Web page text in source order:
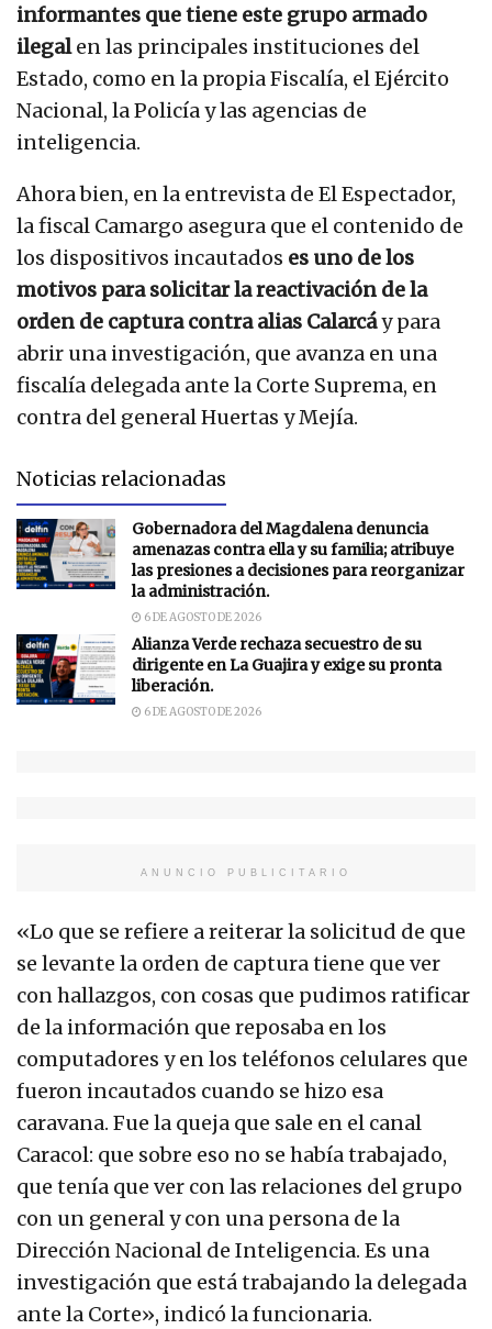
informantes que tiene este grupo armado
ilegalen las principales instituciones del
Estado, como en la propia Fiscalía, el Ejército
Nacional, la Policía y las agencias de
inteligencia.
Ahora bien, en la entrevista de El Espectador,
la fiscal Camargo asegura que el contenido de
los dispositivos incautados es uno de los
motivos para solicitar la reactivación de la
orden de captura contraalias Calarcáy para
abrir una investigación, que avanza en una
fiscalía delegada ante la Corte Suprema, en
contra del general Huertas y Mejía.
Noticias relacionadas
Gobernadora del Magdalena denuncia
amenazas contra ella y su familia; atribuye
las presiones a decisiones para reorganizar
la administración.
6 DE AGOSTO DE 2026
Alianza Verde rechaza secuestro de su
dirigente en La Guajira y exige su pronta
liberación.
6 DE AGOSTO DE 2026
ANUNCIO PUBLICITARIO
«Lo que se refiere a reiterar la solicitud de que
se levante la orden de captura tiene que ver
con hallazgos, con cosas que pudimos ratificar
de la información que reposaba en los
computadores y en los teléfonos celulares que
fueron incautados cuando se hizo esa
caravana. Fue la queja que sale en el canal
Caracol: que sobre eso no se había trabajado,
que tenía que ver con las relaciones del grupo
con un general y con una persona de la
Dirección Nacional de Inteligencia. Es una
investigación que está trabajando la delegada
ante la Corte», indicó la funcionaria.